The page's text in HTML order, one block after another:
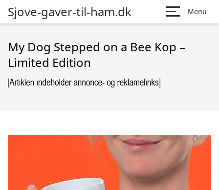
Sjove-gaver-til-ham.dk Menu
My Dog Stepped on a Bee Kop –
Limited Edition